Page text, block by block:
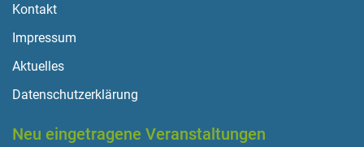
Kontakt
Impressum
Aktuelles
Datenschutzerklärung
Neu eingetragene Veranstaltungen